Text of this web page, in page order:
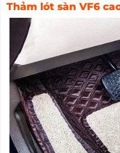
Thảm lót sàn VF6